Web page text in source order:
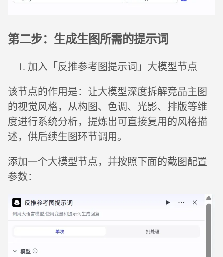
第二步：生成生图所需的提示词
加入「反推参考图提示词」大模型节点
该节点的作用是：让大模型深度拆解竞品主图
的视觉风格，从构图、色调、光影、排版等维
度进行系统分析，提炼出可直接复用的风格描
述，供后续生图环节调用。
添加一个大模型节点，并按照下面的截图配置
参数：